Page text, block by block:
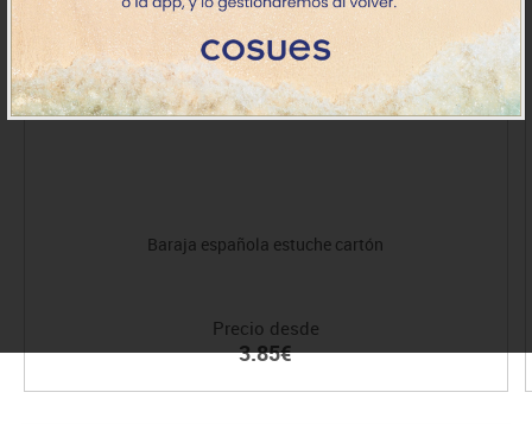
Baraja española estuche cartón
Precio desde
3.85€